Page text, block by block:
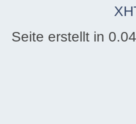
Seite erstellt in